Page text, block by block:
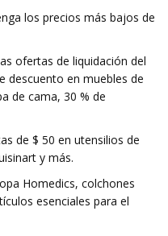
los precios más bajos de
ofertas de liquidación del
descuento en muebles de
de cama, 30 % de
de $ 50 en utensilios de
y más.
Homedics, colchones
esenciales para el